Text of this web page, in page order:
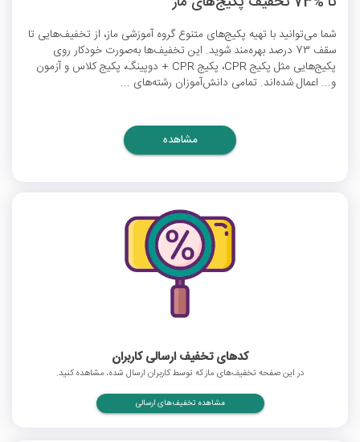
شما می‌توانید با تهیه پکیج‌های متنوع گروه آموزشی ماز، از تخفیف‌هایی تا
سقف 73 درصد بهره‌مند شوید. این تخفیف‌ها به‌صورت خودکار روی
پکیج‌هایی مثل پکیج CPR، پکیج CPR + دوپینگ، پکیج کلاس و آزمون
و... اعمال شده‌اند. تمامی دانش‌آموزان رشته‌های ...
مشاهده
کدهای تخفیف ارسالی کاربران
در این صفحه تخفیف‌های ماز که توسط کاربران ارسال شده، مشاهده کنید.
مشاهده تخفیف‌های ارسالی